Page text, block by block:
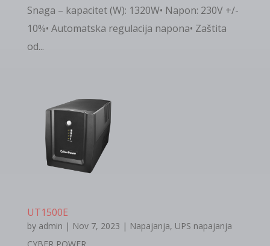
Snaga – kapacitet (W): 1320W• Napon: 230V +/-
10%• Automatska regulacija napona• Zaštita
od...
UT1500E
by admin | Nov 7, 2023 | Napajanja, UPS napajanja
CYBER POWER